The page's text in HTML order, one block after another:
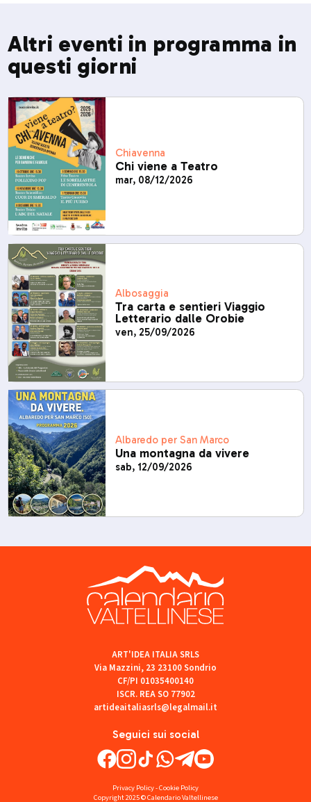
Altri eventi in programma in
questi giorni
Chiavenna
Chi viene a Teatro
mar, 08/12/2026
Albosaggia
Tra carta e sentieri Viaggio
Letterario dalle Orobie
ven, 25/09/2026
Albaredo per San Marco
Una montagna da vivere
sab, 12/09/2026
Seguici sui social
ART'IDEA ITALIA SRLS
Via Mazzini, 23 23100 Sondrio
CF/PI 01035400140
ISCR. REA SO 77902
artideaitaliasrls@legalmail.it
Privacy Policy-Cookie Policy
Copyright 2025 © Calendario Valtellinese